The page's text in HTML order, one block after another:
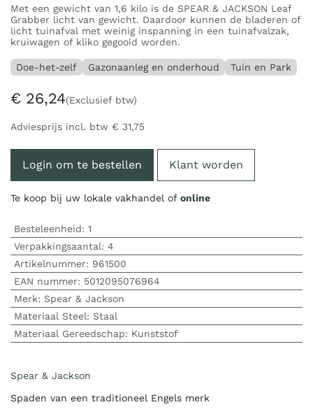
Met een gewicht van 1,6 kilo is de SPEAR & JACKSON Leaf
Grabber licht van gewicht. Daardoor kunnen de bladeren of
licht tuinafval met weinig inspanning in een tuinafvalzak,
kruiwagen of kliko gegooid worden.
Doe-het-zelf Gazonaanleg en onderhoud Tuin en Park
€ 26,24(Exclusief btw)
Adviesprijs incl. btw € 31,75
Login om te bestellen Klant worden
Te koop bij uw lokale vakhandel of online
Besteleenheid: 1
Verpakkingsaantal: 4
Artikelnummer: 961500
EAN nummer: 5012095076964
Merk: Spear & Jackson
Materiaal Steel: Staal
Materiaal Gereedschap: Kunststof
Spear & Jackson
Spaden van een traditioneel Engels merk